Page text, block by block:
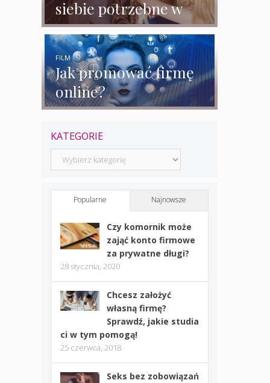
siebie potrzebne w
biznesie?
Jak promować firmę
online?
FILM
KATEGORIE
Kategorie
Popularne Najnowsze
Czy komornik może
zająć konto firmowe
za prywatne długi?
28 stycznia, 2020
Chcesz założyć
własną firmę?
Sprawdź, jakie studia
ci w tym pomogą!
25 czerwca, 2018
Seks bez zobowiązań